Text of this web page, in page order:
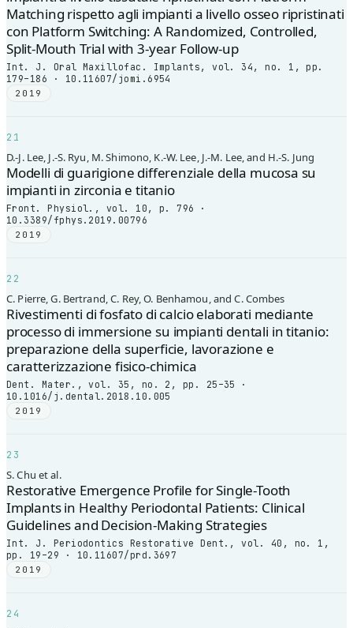
Matching rispetto agli impianti a livello osseo ripristinati
con Platform Switching: A Randomized, Controlled,
Split-Mouth Trial with 3-year Follow-up
Int. J. Oral Maxillofac. Implants, vol. 34, no. 1, pp.
179–186 · 10.11607/jomi.6954
2019
21
D.-J. Lee, J.-S. Ryu, M. Shimono, K.-W. Lee, J.-M. Lee, and H.-S. Jung
Modelli di guarigione differenziale della mucosa su
impianti in zirconia e titanio
Front. Physiol., vol. 10, p. 796 ·
10.3389/fphys.2019.00796
2019
22
C. Pierre, G. Bertrand, C. Rey, O. Benhamou, and C. Combes
Rivestimenti di fosfato di calcio elaborati mediante
processo di immersione su impianti dentali in titanio:
preparazione della superficie, lavorazione e
caratterizzazione fisico-chimica
Dent. Mater., vol. 35, no. 2, pp. 25–35 ·
10.1016/j.dental.2018.10.005
2019
23
S. Chu et al.
Restorative Emergence Profile for Single-Tooth
Implants in Healthy Periodontal Patients: Clinical
Guidelines and Decision-Making Strategies
Int. J. Periodontics Restorative Dent., vol. 40, no. 1,
pp. 19–29 · 10.11607/prd.3697
2019
24